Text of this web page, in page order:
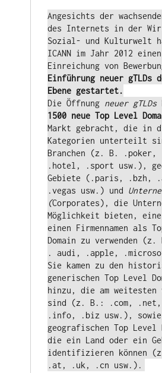
Angesichts der
des Internets in der
Sozial- und Kulturwelt
ICANN im Jahr 2012
Einreichung von
Einführung neuer gTLDs
Ebene gestartet.
Die Öffnung neuer gTLDs
1500 neue Top Level
Markt gebracht, die in
Kategorien unterteilt
Branchen (z. B. .poker,
.hotel, .sport usw.),
Gebiete (.paris, .bzh,
.vegas usw.) und
(Corporates), die
Möglichkeit bieten, eine
einen Firmennamen als
Domain zu verwenden
. audi, .apple,
Sie kamen zu den
generischen Top Level
hinzu, die am
sind (z. B.: .com,
.info, .biz usw.), sowie
geografischen Top Level
die ein Land oder ein
identifizieren können
.at, .uk, .cn usw.).